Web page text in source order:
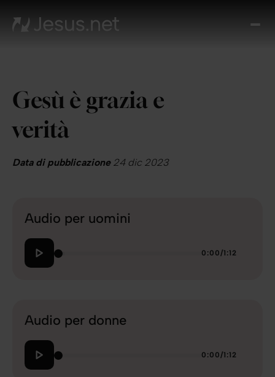
Chi
Gesù è grazia e
verità
Data di pubblicazione24 dic 2023
Audio per uomini
0:00 /1:12
Audio per donne
0:00 /1:12